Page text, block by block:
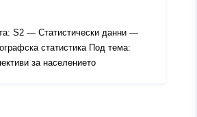
S2 — Статистически данни —
статистика Под тема:
за населението